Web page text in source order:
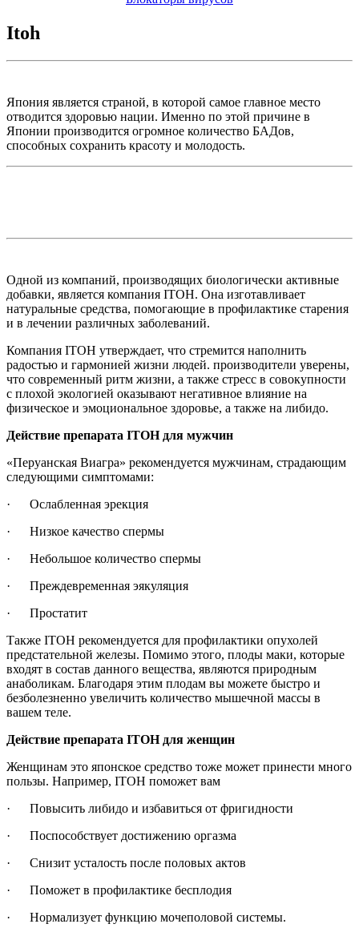
Itoh
Япония является страной, в которой самое главное место
отводится здоровью нации. Именно по этой причине в
Японии производится огромное количество БАДов,
способных сохранить красоту и молодость.
Одной из компаний, производящих биологически активные
добавки, является компания ITOH. Она изготавливает
натуральные средства, помогающие в профилактике старения
и в лечении различных заболеваний.
Компания ITOH утверждает, что стремится наполнить
радостью и гармонией жизни людей. производители уверены,
что современный ритм жизни, а также стресс в совокупности
с плохой экологией оказывают негативное влияние на
физическое и эмоциональное здоровье, а также на либидо.
Действие препарата ITOH для мужчин
«Перуанская Виагра» рекомендуется мужчинам, страдающим
следующими симптомами:
· Ослабленная эрекция
· Низкое качество спермы
· Небольшое количество спермы
· Преждевременная эякуляция
· Простатит
Также ITOH рекомендуется для профилактики опухолей
предстательной железы. Помимо этого, плоды маки, которые
входят в состав данного вещества, являются природным
анаболикам. Благодаря этим плодам вы можете быстро и
безболезненно увеличить количество мышечной массы в
вашем теле.
Действие препарата ITOH для женщин
Женщинам это японское средство тоже может принести много
пользы. Например, ITOH поможет вам
· Повысить либидо и избавиться от фригидности
· Поспособствует достижению оргазма
· Снизит усталость после половых актов
· Поможет в профилактике бесплодия
· Нормализует функцию мочеполовой системы.